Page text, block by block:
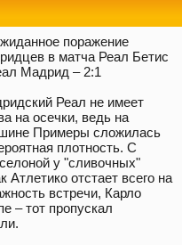
поражение
в матча Реал Бетис
Мадрид – 2:1
Реал не имеет
на осечки, ведь на
Примеры сложилась
плотность. С
у "сливочных"
Атлетико отстает всего на
встречи, Карло
– тот пропускал